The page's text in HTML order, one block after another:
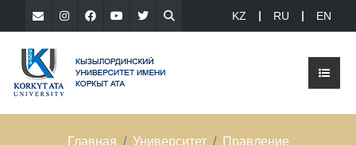
KZ RU EN
Главная Университет
Правление